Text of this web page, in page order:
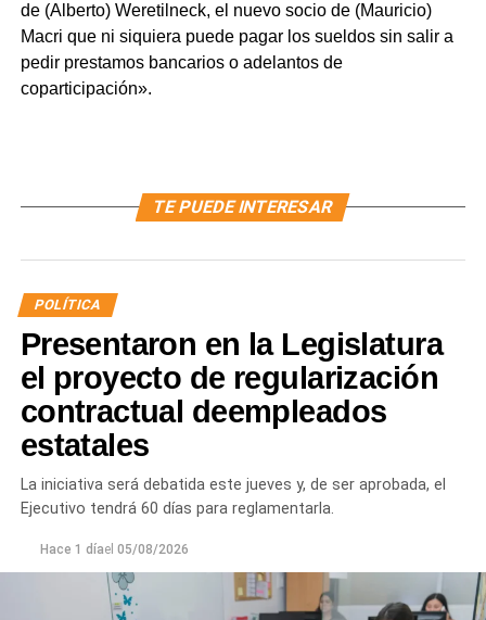
de (Alberto) Weretilneck, el nuevo socio de (Mauricio)
Macri que ni siquiera puede pagar los sueldos sin salir a
pedir prestamos bancarios o adelantos de
coparticipación».
TE PUEDE INTERESAR
POLÍTICA
Presentaron en la Legislatura
el proyecto de regularización
contractual deempleados
estatales
La iniciativa será debatida este jueves y, de ser aprobada, el
Ejecutivo tendrá 60 días para reglamentarla.
Hace 1 díael 05/08/2026